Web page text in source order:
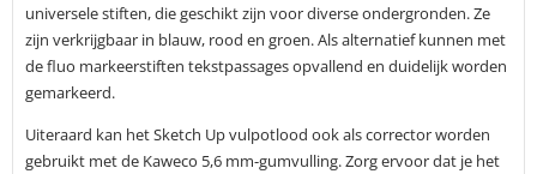
universele stiften, die geschikt zijn voor diverse ondergronden. Ze
zijn verkrijgbaar in blauw, rood en groen. Als alternatief kunnen met
de fluo markeerstiften tekstpassages opvallend en duidelijk worden
gemarkeerd.
Uiteraard kan het Sketch Up vulpotlood ook als corrector worden
gebruikt met de Kaweco 5,6 mm-gumvulling. Zorg ervoor dat je het